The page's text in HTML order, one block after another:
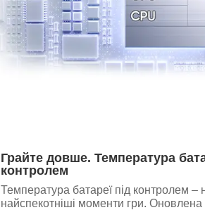
Грайте довше. Температура
контролем
Температура батареї під контролем –
найспекотніші моменти гри. Оновлена